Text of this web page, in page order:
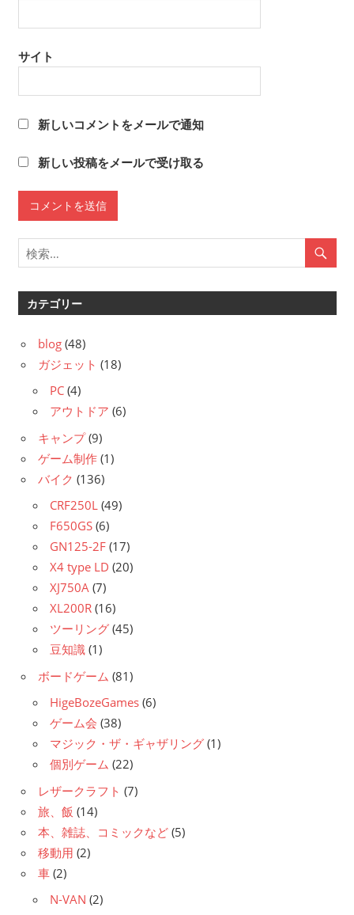
サイト
新しいコメントをメールで通知
新しい投稿をメールで受け取る
カテゴリー
blog (48)
ガジェット (18)
PC (4)
アウトドア (6)
キャンプ(9)
ゲーム制作 (1)
バイク (136)
CRF250L (49)
F650GS (6)
GN125-2F (17)
X4 type LD (20)
XJ750A (7)
XL200R (16)
ツーリング (45)
豆知識 (1)
ボードゲーム (81)
HigeBozeGames (6)
ゲーム会 (38)
マジック・ザ・ギャザリング (1)
個別ゲーム (22)
レザークラフト (7)
旅、飯 (14)
本、雑誌、コミックなど (5)
移動用 (2)
車 (2)
N-VAN (2)